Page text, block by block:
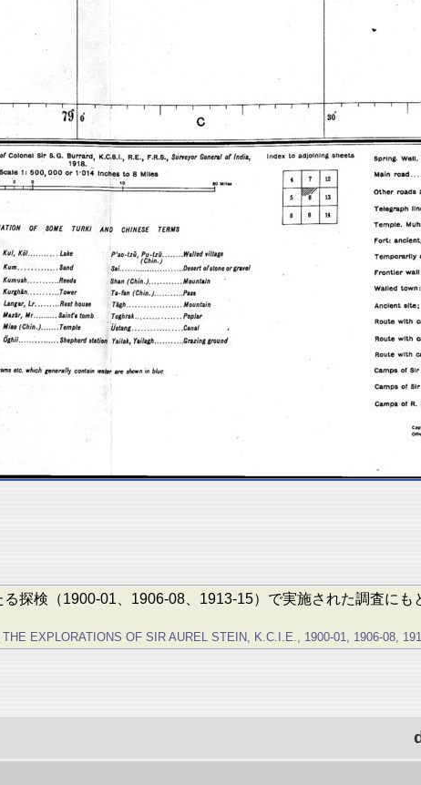
探検（1900-01、1906-08、1913-15）で実施された調査にも
EXPLORATIONS OF SIR AUREL STEIN, K.C.I.E., 1900-01, 1906-08,